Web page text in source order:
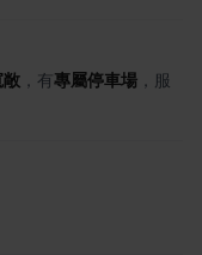
敞 ，有專屬停車場 ，服